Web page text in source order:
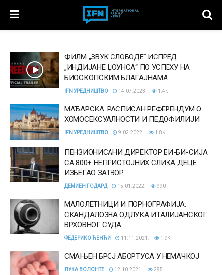
ФИЛМ „ЗВУК СЛОБОДЕ“ ИСПРЕД
„ИНДИЈАНЕ ЏОУНСА“ ПО УСПЕХУ НА
БИОСКОПСКИМ БЛАГАЈНАМА
IFN УРЕДНИШТВО 14.07.2023. 1.4K
МАЂАРСКА: РАСПИСАН РЕФЕРЕНДУМ О
ХОМОСЕКСУАЛНОСТИ И ПЕДОФИЛИЈИ
IFN УРЕДНИШТВО 9.02.2022. 1.8K
ПЕНЗИОНИСАНИ ДИРЕКТОР БИ-БИ-СИЈА
СА 800+ НЕПРИСТОЈНИХ СЛИКА ДЕЦЕ
ИЗБЕГАО ЗАТВОР
ДЕМИЕН ГОДАРД 15.01.2022. 990
МАЛОЛЕТНИЦИ И ПОРНОГРАФИЈА:
СКАНДАЛОЗНА ОДЛУКА ИТАЛИЈАНСКОГ
ВРХОВНОГ СУДА
ФЕДЕРИКО ЋЕНЋИ 11.11.2021. 1.9K
СМАЊЕН БРОЈ АБОРТУСА У НЕМАЧКОЈ
ЛУКА ВОЛОНТЕ 12.10.2021. 285